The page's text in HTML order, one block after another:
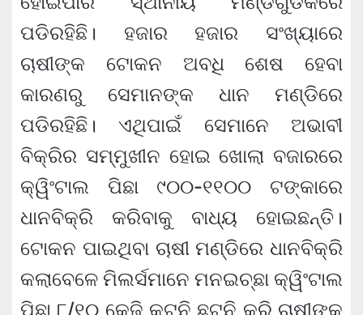
ପଡିରହିଛି। ହଜାର ହଜାର ସଂଖ୍ୟାରେ
ଚାଷୀଙ୍କ ଟୋକନ ଅବଧି ଶେଷ ହେବା
କାରଣରୁ ସେମାନଙ୍କ ଧାନ ମଣ୍ଡିରେ
ପଡିରହିଛି। ଏଥିପାଇଁ ସେମାନେ ଅଭାବୀ
ବିକ୍ରିର ସମ୍ମୁଖୀନ ହୋଇ ଖୋଲା ବଜାରରେ
କ୍ୱିଂଟାଲ ପିଛା ୯୦୦-୧୧୦୦ ଟଙ୍କାରେ
ଧାନବିକ୍ରି କରିବାକୁ ବାଧ୍ୟ ହୋଇଛନ୍ତି।
ଟୋକନ ପାଇଥିବା ଚାଷୀ ମଣ୍ଡିରେ ଧାନବିକ୍ରି
କଲାବେଳେ ମିଲର୍ସମାନେ ମନଇଚ୍ଛା କ୍ୱିଂଟାଲ
ପିଛା ୮/୧୦ କେଜି କଟ୍‌ନି ଛଟ୍‌ନି କରି ଚାଷୀଙ୍କୁ